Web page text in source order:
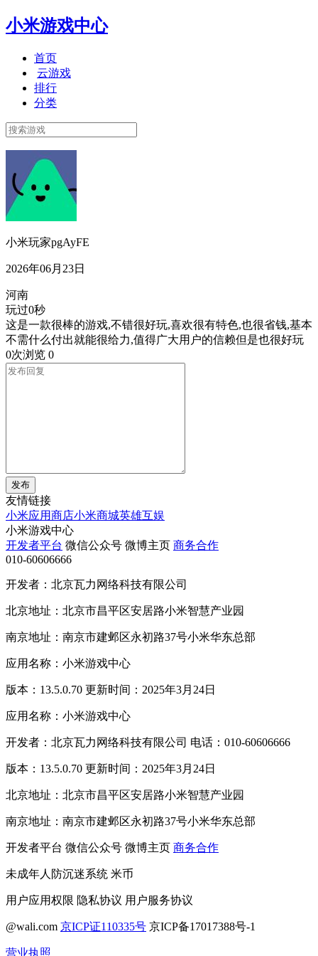
小米游戏中心
首页
云游戏
排行
分类
小米玩家pgAyFE
2026年06月23日
河南
玩过0秒
这是一款很棒的游戏,不错很好玩,喜欢很有特色,也很省钱,基本
不需什么付出就能很给力,值得广大用户的信赖但是也很好玩
0次浏览 0
发布
友情链接
小米应用商店小米商城英雄互娱
小米游戏中心
开发者平台 微信公众号 微博主页 商务合作
010-60606666
开发者：北京瓦力网络科技有限公司
北京地址：北京市昌平区安居路小米智慧产业园
南京地址：南京市建邺区永初路37号小米华东总部
应用名称：小米游戏中心
版本：13.5.0.70 更新时间：2025年3月24日
应用名称：小米游戏中心
开发者：北京瓦力网络科技有限公司 电话：010-60606666
版本：13.5.0.70 更新时间：2025年3月24日
北京地址：北京市昌平区安居路小米智慧产业园
南京地址：南京市建邺区永初路37号小米华东总部
开发者平台 微信公众号 微博主页 商务合作
未成年人防沉迷系统 米币
用户应用权限 隐私协议 用户服务协议
@wali.com 京ICP证110335号 京ICP备17017388号-1
营业执照